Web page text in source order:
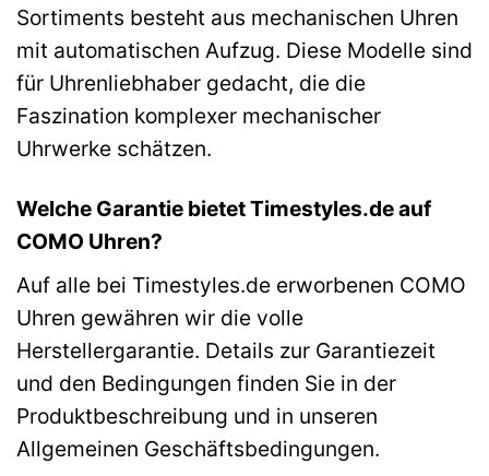
Sortiments besteht aus mechanischen Uhren
mit automatischen Aufzug. Diese Modelle sind
für Uhrenliebhaber gedacht, die die
Faszination komplexer mechanischer
Uhrwerke schätzen.
Welche Garantie bietet Timestyles.de auf
COMO Uhren?
Auf alle bei Timestyles.de erworbenen COMO
Uhren gewähren wir die volle
Herstellergarantie. Details zur Garantiezeit
und den Bedingungen finden Sie in der
Produktbeschreibung und in unseren
Allgemeinen Geschäftsbedingungen.